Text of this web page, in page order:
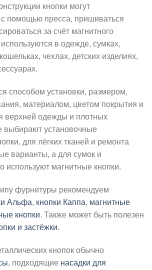
кнопки могут
с помощью пресса, пришиваться
за счёт магнитного
в одежде, сумках,
чехлах, детских изделиях,
способом установки, размером,
материалом, цветом покрытия и
верхней одежды и плотных
выбирают установочные
для лёгких тканей и ремонта
варианты, а для сумок и
используют магнитные кнопки.
фурнитуры рекомендуем
Альфа, кнопки Каппа, магнитные
кнопки. Также может быть полезен
и застёжки.
кнопок обычно
, подходящие насадки для